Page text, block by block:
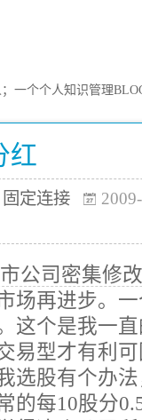
一个个人知识管理
红
固定连接
公司密集修
场再进步。
这个是我一
易型才有利
选股有个办
的每10股分